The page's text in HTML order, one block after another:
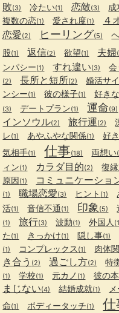
敗(3) 冷たい(1) 恋敵(3) 成
複数の恋(1) 愛され度(1) ４
恋愛(2) ヒーリング(5)
股(1) 返信(2) 欲望(1) 夫婦
ンパシー(1) すれ違い(3) 会
(2) 長所と短所(2) 婚活サ
ンシー(1) 彼の様子(1) 好き
(3) デートプラン(1) 運命(9)
インソウル(2) 旅行運(2)
レ(1) あやふやな関係(1) 好
気相手(1) 仕事(18) 両想い
ィン(1) カラダ目的(2) 復
原因 (1) コミュニケーショ
(1) 職場恋愛(3) ヒント (1)
活(1) 音信不通 (1) 印象(5)
(1) 旅行(3) 波動(1) 外国人
た (1) きっかけ(1) 隠し事(1)
(1) コンプレックス (1) 肉体
き合う (2) 過ごし方(2) 特
(1) 学校(1) 元カノ (1) 彼の
まじない(4) 結婚成就(1)
命(1) ボディータッチ(1) 仕